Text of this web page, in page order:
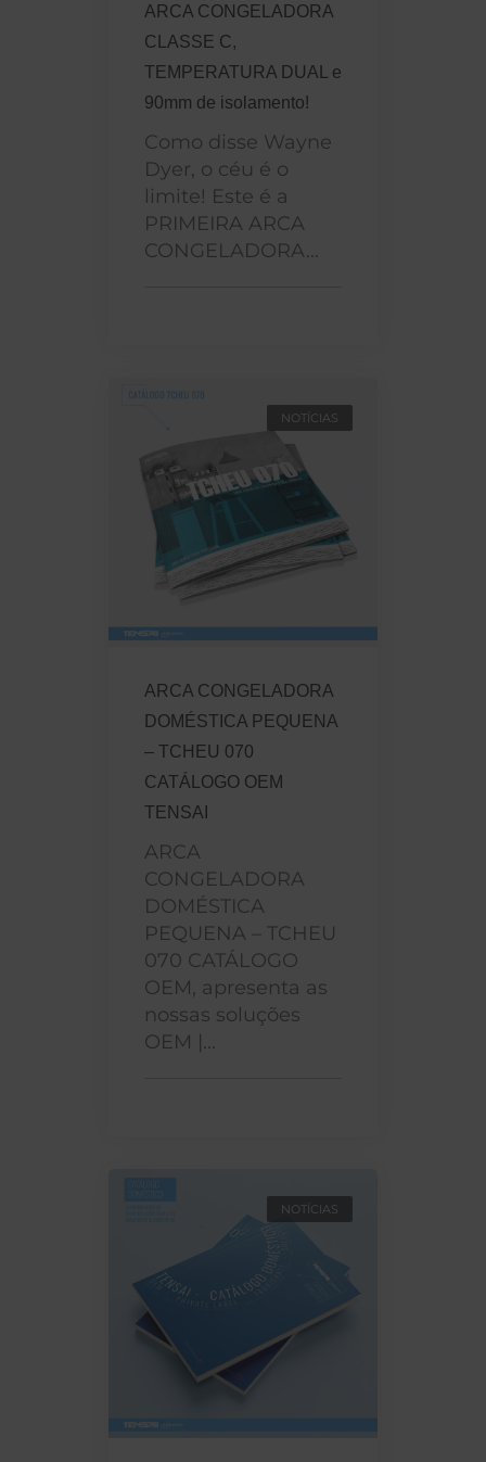
ARCA CONGELADORA
CLASSE C,
TEMPERATURA DUAL e
90mm de isolamento!
Como disse Wayne
Dyer, o céu é o
limite! Este é a
PRIMEIRA ARCA
CONGELADORA...
NOTÍCIAS
ARCA CONGELADORA
DOMÉSTICA PEQUENA
– TCHEU 070
CATÁLOGO OEM
TENSAI
ARCA
CONGELADORA
DOMÉSTICA
PEQUENA – TCHEU
070 CATÁLOGO
OEM, apresenta as
nossas soluções
OEM |...
NOTÍCIAS